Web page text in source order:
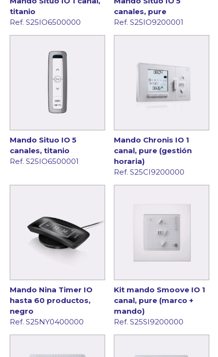
titanio
Ref. S25IO6500000
canales, pure
Ref. S25IO9200001
Mando Situo IO 5
canales, titanio
Ref. S25IO6500001
Mando Chronis IO 1
canal, pure (gestión
horaria)
Ref. S25CI9200000
Mando Nina Timer IO
hasta 60 productos,
negro
Ref. S25NY0400000
Kit mando Smoove IO 1
canal, pure (marco +
mando)
Ref. S25SI9200000